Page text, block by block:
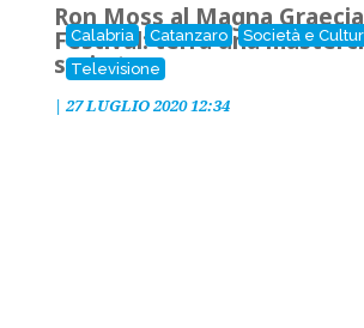
Calabria Catanzaro
Società e
Televisione
Ron Moss al Magna
Festival: terrà una
serie tv
| 27 LUGLIO 2020 12:34